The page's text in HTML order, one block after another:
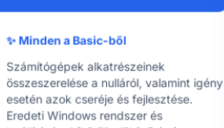
✨ Minden a Basic-ből
Számítógépek alkatrészeinek
összeszerelése a nulláról, valamint igény
esetén azok cseréje és fejlesztése.
Eredeti Windows rendszer és